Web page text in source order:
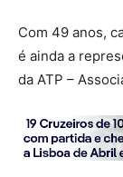
Com 49 anos,
é ainda a
da ATP –